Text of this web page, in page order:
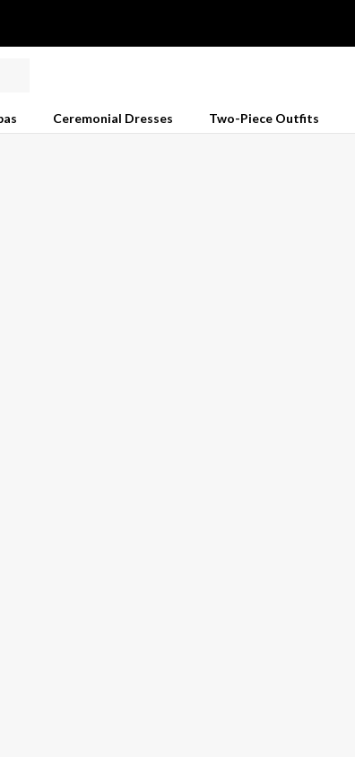
Two-Piece Outfits
Ceremonial Dresses